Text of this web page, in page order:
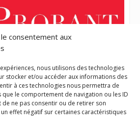
consentement aux
nous utilisons des technologies
stocker et/ou accéder aux informations des
à ces technologies nous permettra de
le comportement de navigation ou les ID
de ne pas consentir ou de retirer son
effet négatif sur certaines caractéristiques